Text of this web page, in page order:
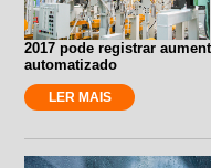
2017 pode registrar
automatizado
LER MAIS